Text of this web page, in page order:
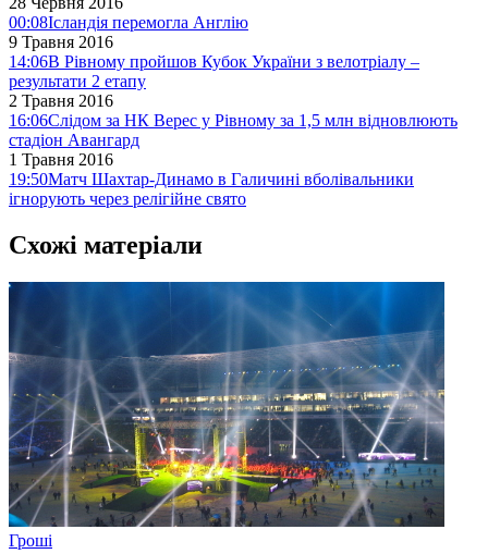
00:08Ісландія перемогла Англію
9 Травня 2016
14:06В Рівному пройшов Кубок України з велотріалу –
результати 2 етапу
2 Травня 2016
16:06Слідом за НК Верес у Рівному за 1,5 млн відновлюють
стадіон Авангард
1 Травня 2016
19:50Матч Шахтар-Динамо в Галичині вболівальники
ігнорують через релігійне свято
Схожі матеріали
Гроші